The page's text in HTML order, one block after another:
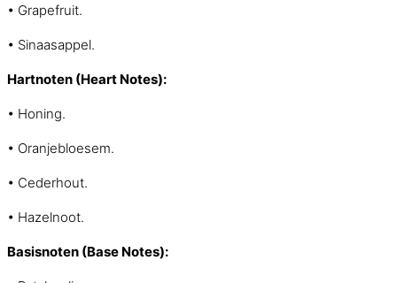
• Grapefruit.
• Sinaasappel.
Hartnoten (Heart Notes):
• Honing.
• Oranjebloesem.
• Cederhout.
• Hazelnoot.
Basisnoten (Base Notes):